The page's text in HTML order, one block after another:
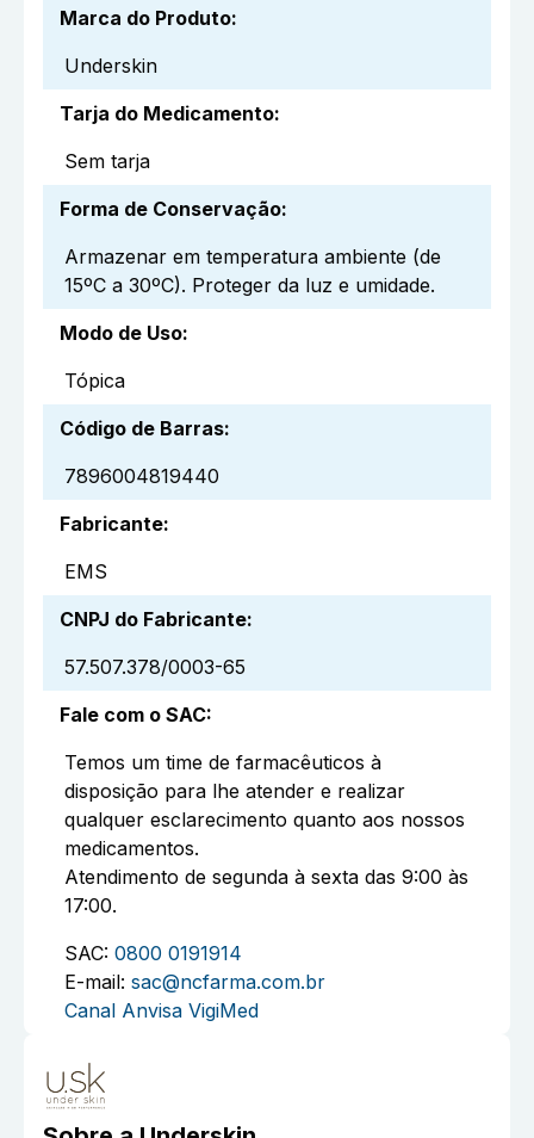
Marca do Produto:
Underskin
Tarja do Medicamento:
Sem tarja
Forma de Conservação:
Armazenar em temperatura ambiente (de
15ºC a 30ºC). Proteger da luz e umidade.
Modo de Uso:
Tópica
Código de Barras:
7896004819440
Fabricante:
EMS
CNPJ do Fabricante:
57.507.378/0003-65
Fale com o SAC:
Temos um time de farmacêuticos à
disposição para lhe atender e realizar
qualquer esclarecimento quanto aos nossos
medicamentos.
Atendimento de segunda à sexta das 9:00 às
17:00.
SAC: 0800 0191914
E-mail: sac@ncfarma.com.br
Canal Anvisa VigiMed